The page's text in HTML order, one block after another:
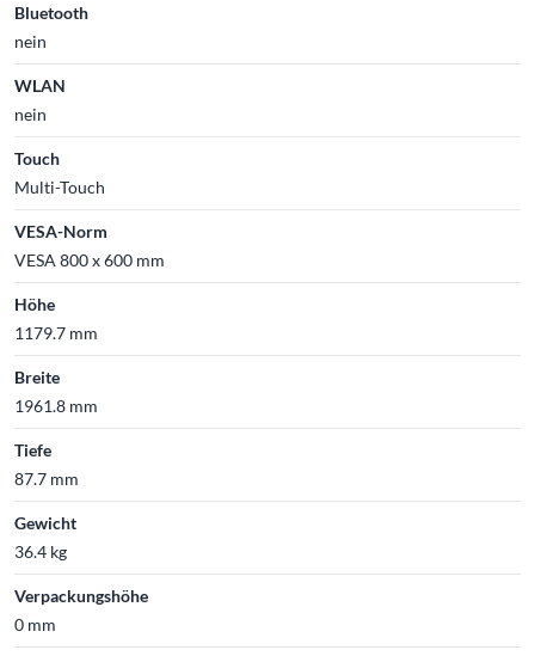
Bluetooth
nein
WLAN
nein
Touch
Multi-Touch
VESA-Norm
VESA 800 x 600 mm
Höhe
1179.7 mm
Breite
1961.8 mm
Tiefe
87.7 mm
Gewicht
36.4 kg
Verpackungshöhe
0 mm